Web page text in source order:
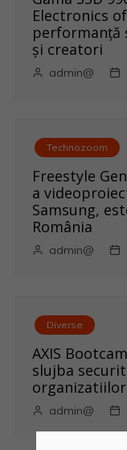
Electronics
performanță
și creatori
admin@
Technozoom
Freestyle
a
Samsung,
România
admin@
Diverse
AXIS
slujba
organizatiilor
admin@